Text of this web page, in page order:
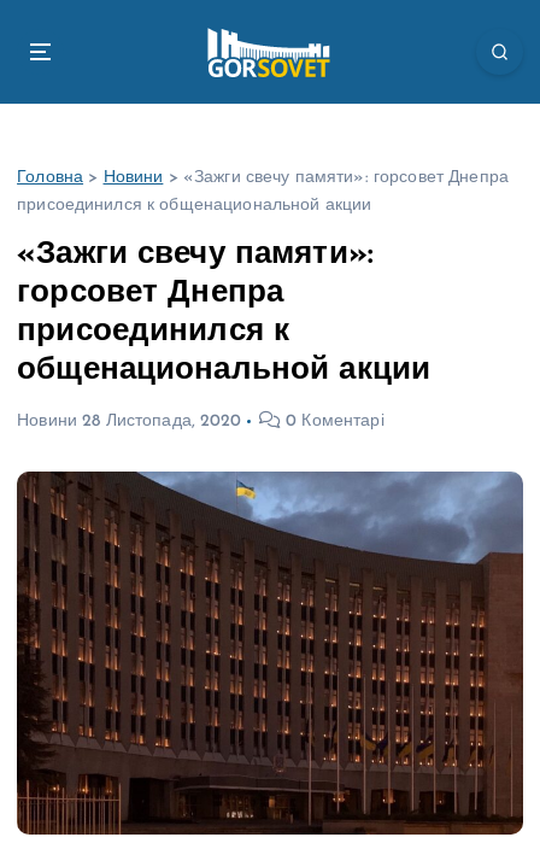
Головна > Новини > «Зажги свечу памяти»: горсовет Днепра
присоединился к общенациональной акции
«Зажги свечу памяти»:
горсовет Днепра
присоединился к
общенациональной акции
Новини 28 Листопада, 2020 0 Коментарі